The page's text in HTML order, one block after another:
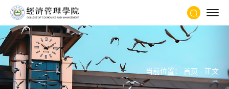
当前位置： 首页 - 正文